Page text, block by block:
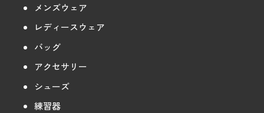
メンズウェア
レディースウェア
バッグ
アクセサリー
シューズ
練習器